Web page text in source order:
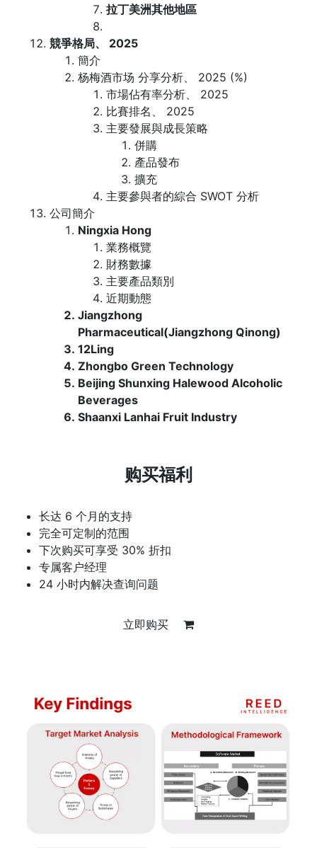
拉丁美洲其他地區
競爭格局、 2025
簡介
杨梅酒市场 分享分析、 2025 (%)
市場佔有率分析、 2025
比賽排名、 2025
主要發展與成長策略
併購
產品發布
擴充
主要參與者的綜合 SWOT 分析
公司簡介
Ningxia Hong
業務概覽
財務數據
主要產品類別
近期動態
Jiangzhong
Pharmaceutical(Jiangzhong Qinong)
12Ling
Zhongbo Green Technology
Beijing Shunxing Halewood Alcoholic
Beverages
Shaanxi Lanhai Fruit Industry
购买福利
长达 6 个月的支持
完全可定制的范围
下次购买可享受 30% 折扣
专属客户经理
24 小时内解决查询问题
立即购买